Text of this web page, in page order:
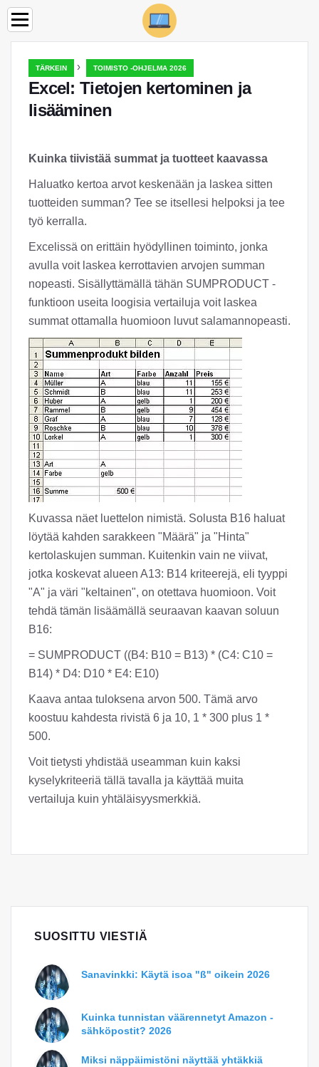
TÄRKEIN › TOIMISTO -OHJELMA 2026
Excel: Tietojen kertominen ja
lisääminen
Kuinka tiivistää summat ja tuotteet kaavassa
Haluatko kertoa arvot keskenään ja laskea sitten
tuotteiden summan? Tee se itsellesi helpoksi ja tee
työ kerralla.
Excelissä on erittäin hyödyllinen toiminto, jonka
avulla voit laskea kerrottavien arvojen summan
nopeasti. Sisällyttämällä tähän SUMPRODUCT -
funktioon useita loogisia vertailuja voit laskea
summat ottamalla huomioon luvut salamannopeasti.
Kuvassa näet luettelon nimistä. Solusta B16 haluat
löytää kahden sarakkeen "Määrä" ja "Hinta"
kertolaskujen summan. Kuitenkin vain ne viivat,
jotka koskevat alueen A13: B14 kriteerejä, eli tyyppi
"A" ja väri "keltainen", on otettava huomioon. Voit
tehdä tämän lisäämällä seuraavan kaavan soluun
B16:
= SUMPRODUCT ((B4: B10 = B13) * (C4: C10 =
B14) * D4: D10 * E4: E10)
Kaava antaa tuloksena arvon 500. Tämä arvo
koostuu kahdesta rivistä 6 ja 10, 1 * 300 plus 1 *
500.
Voit tietysti yhdistää useamman kuin kaksi
kyselykriteeriä tällä tavalla ja käyttää muita
vertailuja kuin yhtäläisyysmerkkiä.
SUOSITTU VIESTIÄ
Sanavinkki: Käytä isoa "ß" oikein 2026
Kuinka tunnistan väärennetyt Amazon -
sähköpostit? 2026
Miksi näppäimistöni näyttää yhtäkkiä